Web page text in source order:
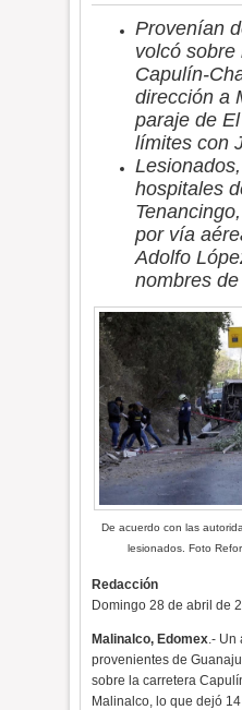
Provenían
volcó sobre
Capulín-
dirección a
paraje de
límites con
hospitales
por vía
Adolfo
nombres
De acuerdo con las
lesionados. Foto
Redacción
Domingo 28 de abril de
Malinalco, Edomex.- Un
provenientes de
sobre la carretera
Malinalco, lo que dejó